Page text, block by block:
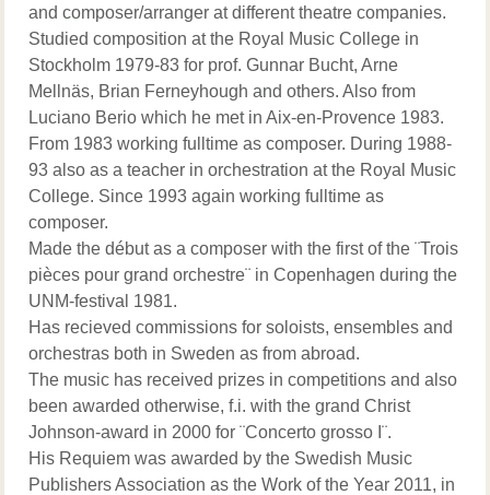
and composer/arranger at different theatre companies.
Studied composition at the Royal Music College in
Stockholm 1979-83 for prof. Gunnar Bucht, Arne
Mellnäs, Brian Ferneyhough and others. Also from
Luciano Berio which he met in Aix-en-Provence 1983.
From 1983 working fulltime as composer. During 1988-
93 also as a teacher in orchestration at the Royal Music
College. Since 1993 again working fulltime as
composer.
Made the début as a composer with the first of the ¨Trois
pièces pour grand orchestre¨ in Copenhagen during the
UNM-festival 1981.
Has recieved commissions for soloists, ensembles and
orchestras both in Sweden as from abroad.
The music has received prizes in competitions and also
been awarded otherwise, f.i. with the grand Christ
Johnson-award in 2000 for ¨Concerto grosso I¨.
His Requiem was awarded by the Swedish Music
Publishers Association as the Work of the Year 2011, in